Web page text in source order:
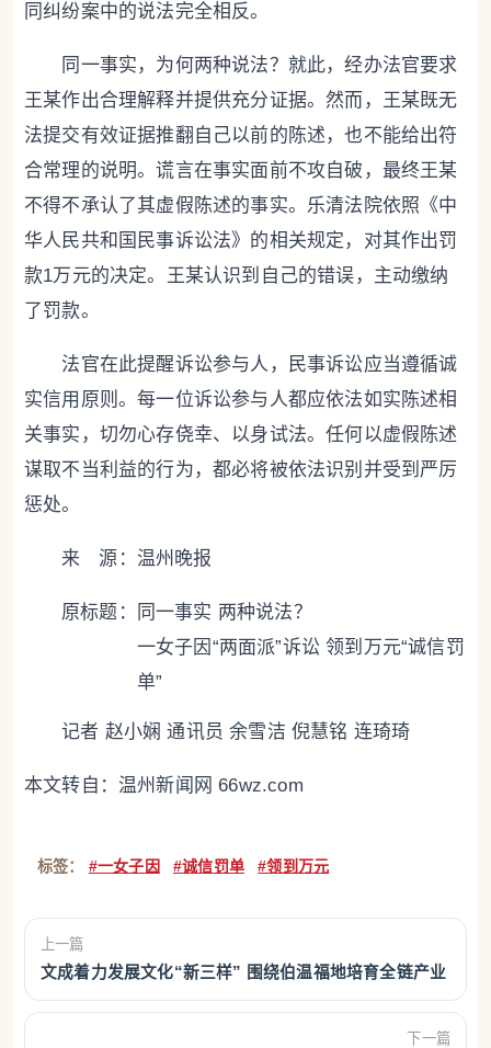
同纠纷案中的说法完全相反。
同一事实，为何两种说法？就此，经办法官要求
王某作出合理解释并提供充分证据。然而，王某既无
法提交有效证据推翻自己以前的陈述，也不能给出符
合常理的说明。谎言在事实面前不攻自破，最终王某
不得不承认了其虚假陈述的事实。乐清法院依照《中
华人民共和国民事诉讼法》的相关规定，对其作出罚
款1万元的决定。王某认识到自己的错误，主动缴纳
了罚款。
法官在此提醒诉讼参与人，民事诉讼应当遵循诚
实信用原则。每一位诉讼参与人都应依法如实陈述相
关事实，切勿心存侥幸、以身试法。任何以虚假陈述
谋取不当利益的行为，都必将被依法识别并受到严厉
惩处。
来 源：温州晚报
原标题：
同一事实 两种说法？
一女子因“两面派”诉讼 领到万元“诚信罚
单”
记者 赵小娴 通讯员 余雪洁 倪慧铭 连琦琦
本文转自： 温州新闻网 66wz.com
标签： #一女子因 #诚信罚单 #领到万元
上一篇
文成着力发展文化“新三样” 围绕伯温福地培育全链产业
下一篇